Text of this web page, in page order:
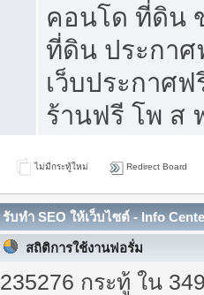
คอนโด ที่ดิน
ที่ดิน ประกา
เว็บประกาศ
ร้านฟรี โพ ส
ไม่มีกระทู้ใหม่ Redirect Board
รับทำ SEO ให้เว็บไซต์ - Info
สถิติการใช้งานฟอรั่ม
235276 กระทู้ ใน